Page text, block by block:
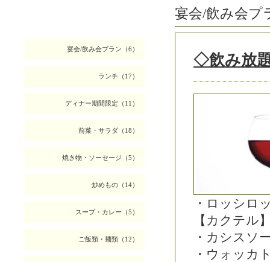
宴会/飲み会プラン（6）
ランチ（17）
ディナー期間限定（11）
前菜・サラダ（18）
焼き物・ソーセージ（5）
炒めもの（14）
スープ・カレー（5）
ご飯類・麺類（12）
宴会/飲み会プ
◇飲み放
・ロッシロ
【カクテル
・カシスソ
・ウォッカ